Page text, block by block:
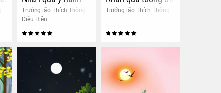
Trưởng lão Thích Thông Lạc
Diệu Hiền
Trưởng lão Thích Thông Lạc